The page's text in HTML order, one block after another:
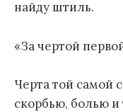
найду штиль.
«За чертой
Черта той самой
скорбью, болью и